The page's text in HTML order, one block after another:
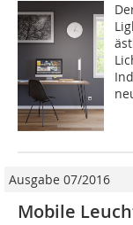
Ausgabe 07/2016
Mobile